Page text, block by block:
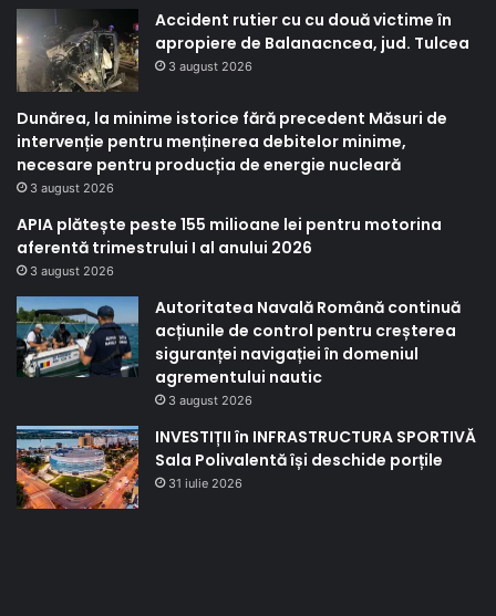
Accident rutier cu cu două victime în
apropiere de Balanacncea, jud. Tulcea
3 august 2026
Dunărea, la minime istorice fără precedent Măsuri de
intervenție pentru menținerea debitelor minime,
necesare pentru producția de energie nucleară
3 august 2026
APIA plătește peste 155 milioane lei pentru motorina
aferentă trimestrului I al anului 2026
3 august 2026
Autoritatea Navală Română continuă
acțiunile de control pentru creșterea
siguranței navigației în domeniul
agrementului nautic
3 august 2026
INVESTIȚII în INFRASTRUCTURA SPORTIVĂ
Sala Polivalentă își deschide porțile
31 iulie 2026